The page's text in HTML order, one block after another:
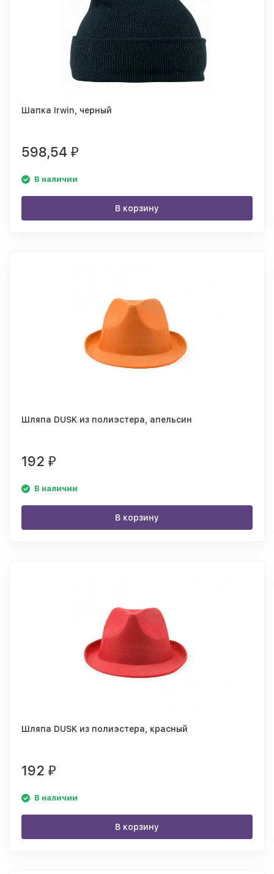
Шапка Irwin, черный
598,54 ₽
В наличии
В корзину
Шляпа DUSK из полиэстера, апельсин
192 ₽
В наличии
В корзину
Шляпа DUSK из полиэстера, красный
192 ₽
В наличии
В корзину